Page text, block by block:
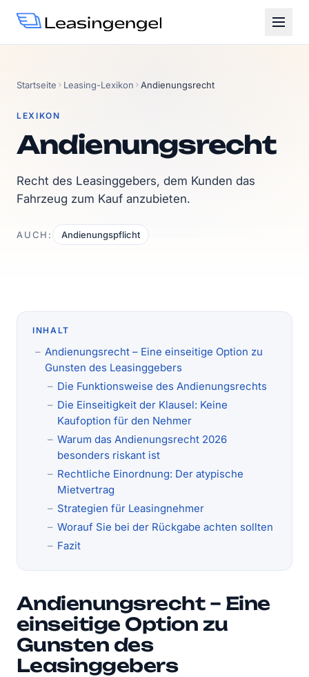
Startseite Leasing-Lexikon Andienungsrecht
LEXIKON
Andienungsrecht
Recht des Leasinggebers, dem Kunden das
Fahrzeug zum Kauf anzubieten.
AUCH: Andienungspflicht
INHALT
Andienungsrecht – Eine einseitige Option zu
Gunsten des Leasinggebers
Die Funktionsweise des Andienungsrechts
Die Einseitigkeit der Klausel: Keine
Kaufoption für den Nehmer
Warum das Andienungsrecht 2026
besonders riskant ist
Rechtliche Einordnung: Der atypische
Mietvertrag
Strategien für Leasingnehmer
Worauf Sie bei der Rückgabe achten sollten
Fazit
Andienungsrecht – Eine
einseitige Option zu
Gunsten des
Leasinggebers